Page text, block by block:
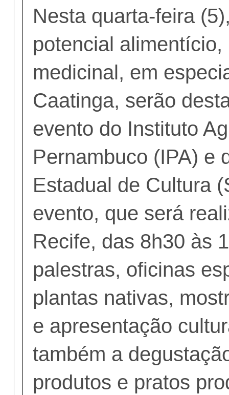
Nesta quarta-feira
potencial
medicinal, em
Caatinga, serão
evento do Instituto
Pernambuco (IPA) e
Estadual de Cultura
evento, que será
Recife, das 8h30 às
palestras, oficinas
plantas nativas,
e apresentação
também a
produtos e pratos